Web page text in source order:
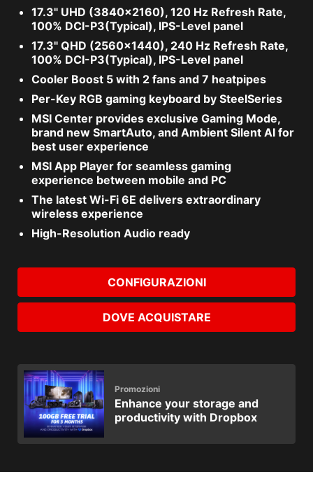
17.3" UHD (3840x2160), 120 Hz Refresh Rate,
100% DCI-P3(Typical), IPS-Level panel
17.3" QHD (2560x1440), 240 Hz Refresh Rate,
100% DCI-P3(Typical), IPS-Level panel
Cooler Boost 5 with 2 fans and 7 heatpipes
Per-Key RGB gaming keyboard by SteelSeries
MSI Center provides exclusive Gaming Mode,
brand new SmartAuto, and Ambient Silent AI for
best user experience
MSI App Player for seamless gaming
experience between mobile and PC
The latest Wi-Fi 6E delivers extraordinary
wireless experience
High-Resolution Audio ready
CONFIGURAZIONI
DOVE ACQUISTARE
Promozioni
Enhance your storage and
productivity with Dropbox